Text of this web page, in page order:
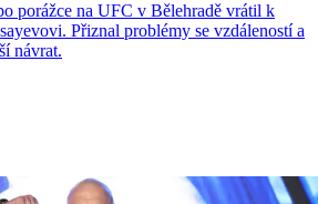
porážce na UFC v Bělehradě vrátil k
Přiznal problémy se vzdáleností a
návrat.